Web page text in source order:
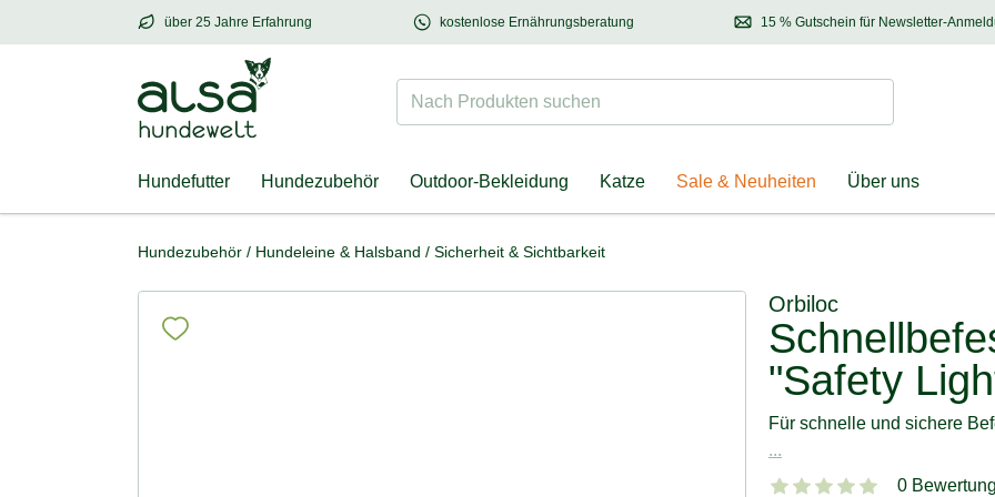
über 25 Jahre Erfahrung
über25 Jahre Erfahrung – mit Herz für Hund & Halter 15 % Gutschein für Newsletter-
Entdecken Sie
kostenlose Ernährungsberatung
Kontaktieren Sie unsere
Ernährungsberatung:
Nach Produkten suchen Suchen
Hundefutter Hundezubehör Outdoor-Bekleidung Katze Sale & Neuheiten Über uns
Hundezubehör / Hundeleine & Halsband / Sicherheit & Sichtbarkeit
Orbiloc
"Safety
Für schnelle und sichere
...
0